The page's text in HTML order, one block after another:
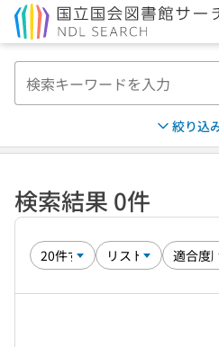
絞り込
検索結果 0件